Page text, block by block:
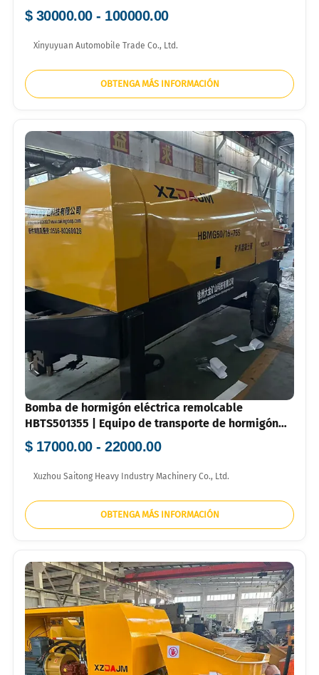
$ 30000.00 - 100000.00
Xinyuyuan Automobile Trade Co., Ltd.
OBTENGA MÁS INFORMACIÓN
Bomba de hormigón eléctrica remolcable
HBTS501355 | Equipo de transporte de hormigón
por tuberías de alta eficiencia
$ 17000.00 - 22000.00
Xuzhou Saitong Heavy Industry Machinery Co., Ltd.
OBTENGA MÁS INFORMACIÓN